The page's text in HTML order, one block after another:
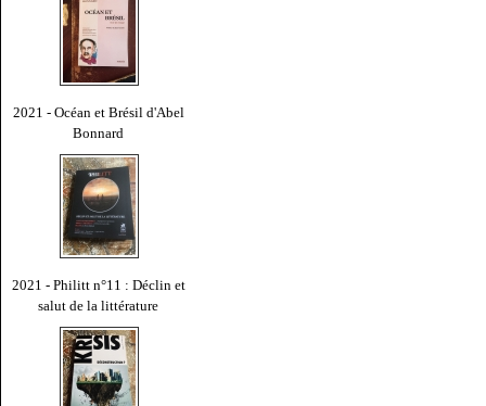
2021 - Océan et Brésil d'Abel
Bonnard
2021 - Philitt n°11 : Déclin et
salut de la littérature